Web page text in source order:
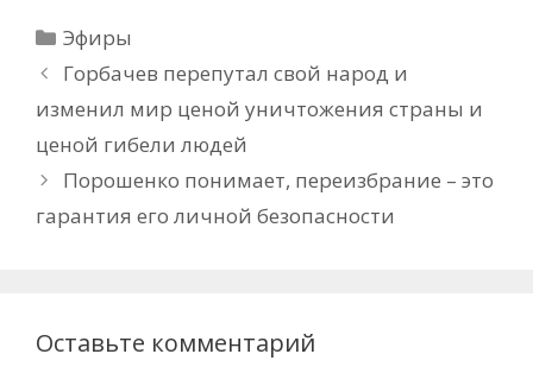
Рубрики
Эфиры
Горбачев перепутал свой народ и
изменил мир ценой уничтожения страны и
ценой гибели людей
Порошенко понимает, переизбрание – это
гарантия его личной безопасности
Оставьте комментарий